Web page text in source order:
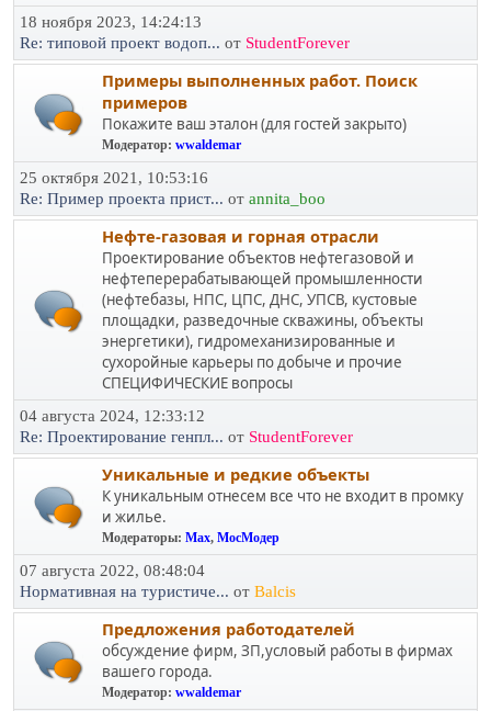
18 ноября 2023, 14:24:13
Re: типовой проект водоп... от StudentForever
Примеры выполненных работ. Поиск
примеров
Покажите ваш эталон (для гостей закрыто)
Модератор: wwaldemar
25 октября 2021, 10:53:16
Re: Пример проекта прист... от annita_boo
Нефте-газовая и горная отрасли
Проектирование объектов нефтегазовой и
нефтеперерабатывающей промышленности
(нефтебазы, НПС, ЦПС, ДНС, УПСВ, кустовые
площадки, разведочные скважины, объекты
энергетики), гидромеханизированные и
сухоройные карьеры по добыче и прочие
СПЕЦИФИЧЕСКИЕ вопросы
04 августа 2024, 12:33:12
Re: Проектирование генпл... от StudentForever
Уникальные и редкие объекты
К уникальным отнесем все что не входит в промку
и жилье.
Модераторы: Max, МосМодер
07 августа 2022, 08:48:04
Нормативная на туристиче... от Balcis
Предложения работодателей
обсуждение фирм, ЗП,условый работы в фирмах
вашего города.
Модератор: wwaldemar